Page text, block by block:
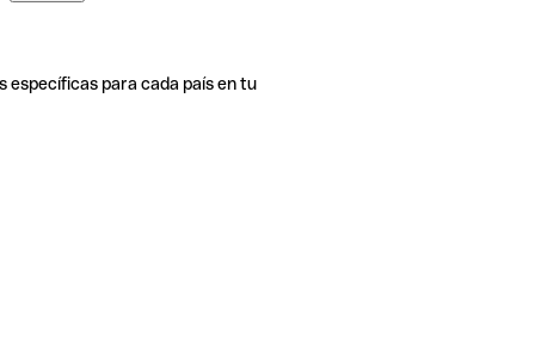
específicas para cada país en tu